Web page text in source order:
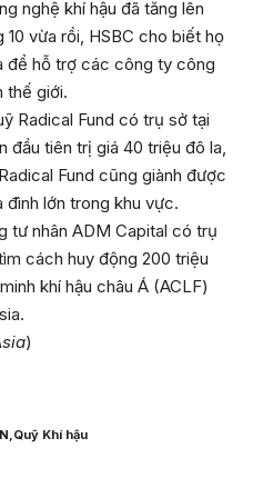
nghệ khí hậu đã tăng lên
vừa rồi, HSBC cho biết họ
để hỗ trợ các công ty công
thế giới.
Radical Fund có trụ sở tại
đầu tiên trị giá 40 triệu đô la,
Fund cũng giành được
lớn trong khu vực.
tư nhân ADM Capital có trụ
cách huy động 200 triệu
khí hậu châu Á (ACLF)
)
Quỹ Khí hậu